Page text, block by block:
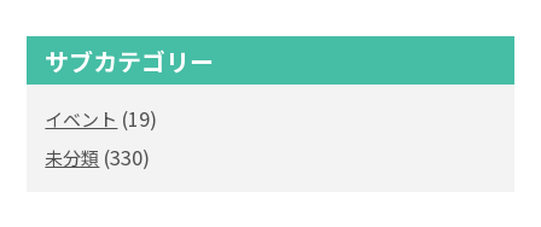
サブカテゴリー
イベント (19)
未分類 (330)